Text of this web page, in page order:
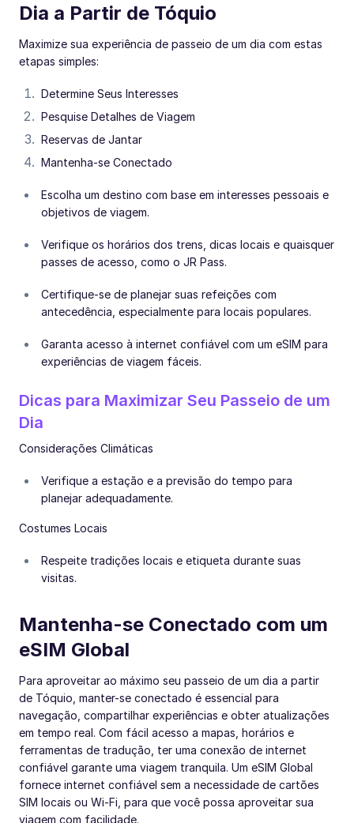
Dia a Partir de Tóquio
Maximize sua experiência de passeio de um dia com estas
etapas simples:
Determine Seus Interesses
Pesquise Detalhes de Viagem
Reservas de Jantar
Mantenha-se Conectado
Escolha um destino com base em interesses pessoais e
objetivos de viagem.
Verifique os horários dos trens, dicas locais e quaisquer
passes de acesso, como o JR Pass.
Certifique-se de planejar suas refeições com
antecedência, especialmente para locais populares.
Garanta acesso à internet confiável com um eSIM para
experiências de viagem fáceis.
Dicas para Maximizar Seu Passeio de um
Dia
Considerações Climáticas
Verifique a estação e a previsão do tempo para
planejar adequadamente.
Costumes Locais
Respeite tradições locais e etiqueta durante suas
visitas.
Mantenha-se Conectado com um
eSIM Global
Para aproveitar ao máximo seu passeio de um dia a partir
de Tóquio, manter-se conectado é essencial para
navegação, compartilhar experiências e obter atualizações
em tempo real. Com fácil acesso a mapas, horários e
ferramentas de tradução, ter uma conexão de internet
confiável garante uma viagem tranquila. Um eSIM Global
fornece internet confiável sem a necessidade de cartões
SIM locais ou Wi-Fi, para que você possa aproveitar sua
viagem com facilidade.